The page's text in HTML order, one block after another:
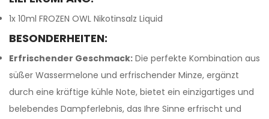
1x 10ml FROZEN OWL Nikotinsalz Liquid
BESONDERHEITEN:
Erfrischender Geschmack: Die perfekte Kombination aus
süßer Wassermelone und erfrischender Minze, ergänzt
durch eine kräftige kühle Note, bietet ein einzigartiges und
belebendes Dampferlebnis, das Ihre Sinne erfrischt und